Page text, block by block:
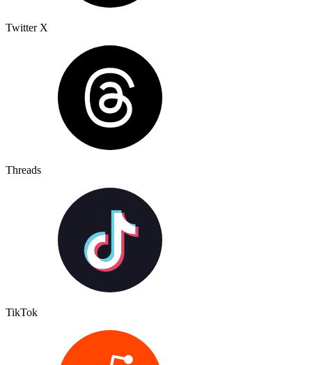
Twitter X
Threads
TikTok